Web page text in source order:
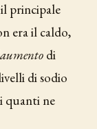
principale
era il caldo,
aumento di
di sodio
quanti ne